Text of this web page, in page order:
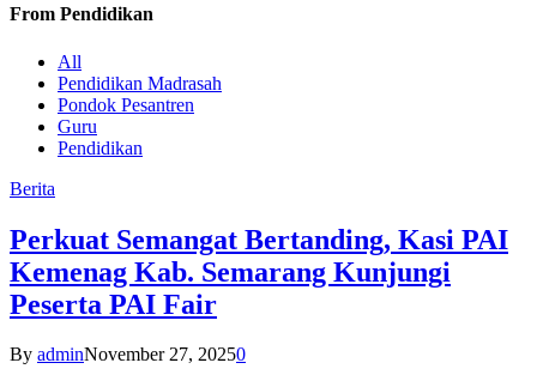
From Pendidikan
All
Pendidikan Madrasah
Pondok Pesantren
Guru
Pendidikan
Berita
Perkuat Semangat Bertanding, Kasi PAI
Kemenag Kab. Semarang Kunjungi
Peserta PAI Fair
By adminNovember 27, 20250